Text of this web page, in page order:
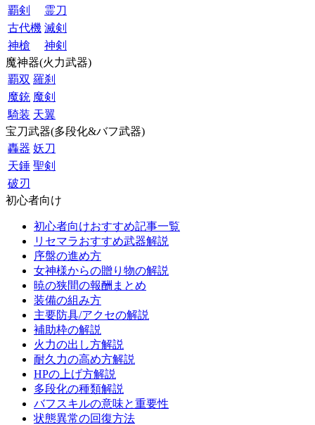
覇剣
霊刀
古代機 滅剣
神槍
神剣
魔神器(火力武器)
覇双 羅刹
魔銃 魔剣
騎装 天翼
宝刀武器(多段化&バフ武器)
轟器 妖刀
天錘 聖剣
破刃
初心者向け
初心者向けおすすめ記事一覧
リセマラおすすめ武器解説
序盤の進め方
女神様からの贈り物の解説
暁の狭間の報酬まとめ
装備の組み方
主要防具/アクセの解説
補助枠の解説
火力の出し方解説
耐久力の高め方解説
HPの上げ方解説
多段化の種類解説
バフスキルの意味と重要性
状態異常の回復方法